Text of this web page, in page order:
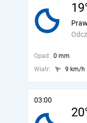
Opad: 0 mm
Wiatr:
9 km/h
03:00